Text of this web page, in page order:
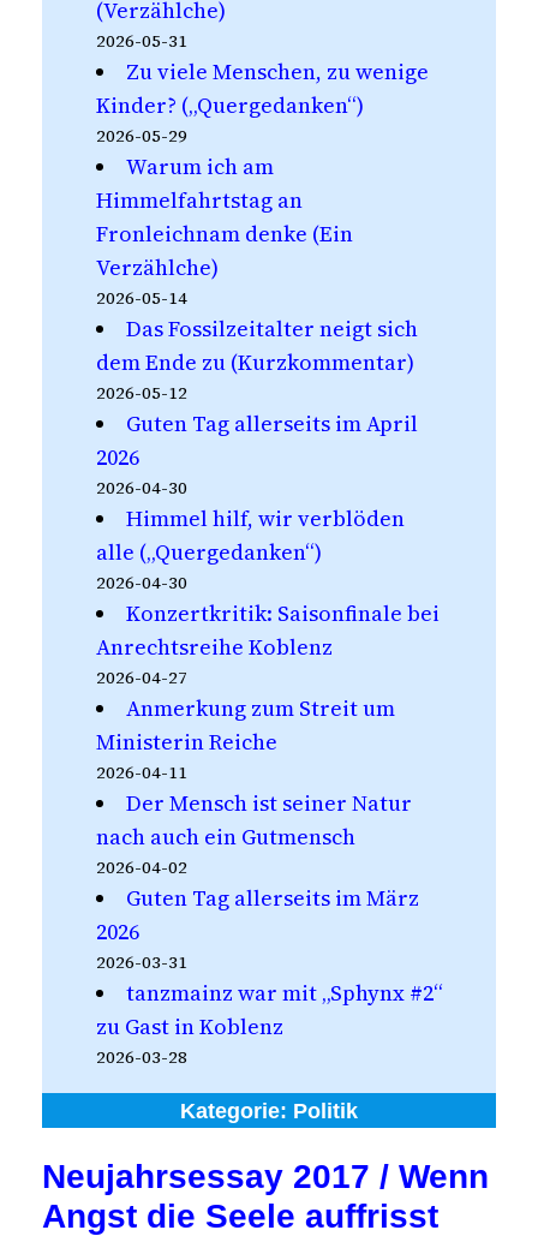
(Verzählche)
2026-05-31
Zu viele Menschen, zu wenige
Kinder? („Quergedanken“)
2026-05-29
Warum ich am
Himmelfahrtstag an
Fronleichnam denke (Ein
Verzählche)
2026-05-14
Das Fossilzeitalter neigt sich
dem Ende zu (Kurzkommentar)
2026-05-12
Guten Tag allerseits im April
2026
2026-04-30
Himmel hilf, wir verblöden
alle („Quergedanken“)
2026-04-30
Konzertkritik: Saisonfinale bei
Anrechtsreihe Koblenz
2026-04-27
Anmerkung zum Streit um
Ministerin Reiche
2026-04-11
Der Mensch ist seiner Natur
nach auch ein Gutmensch
2026-04-02
Guten Tag allerseits im März
2026
2026-03-31
tanzmainz war mit „Sphynx #2“
zu Gast in Koblenz
2026-03-28
Kategorie: Politik
Neujahrsessay 2017 / Wenn
Angst die Seele auffrisst